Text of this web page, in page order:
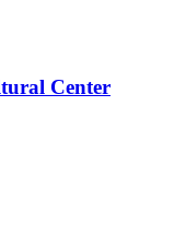
Center